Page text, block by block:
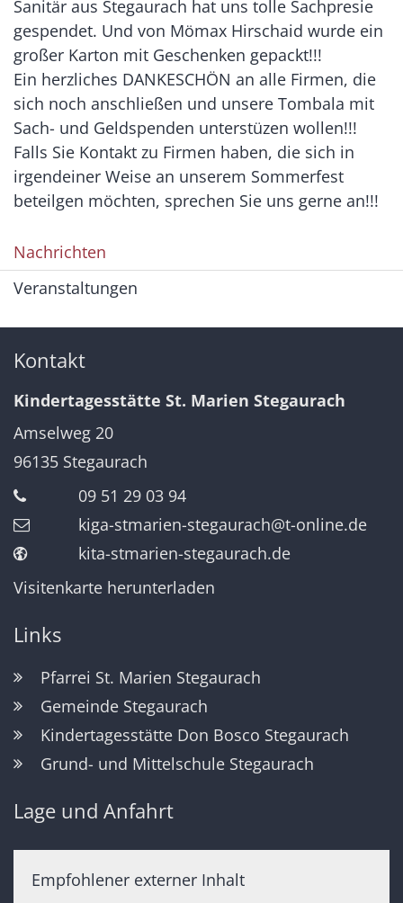
Sanitär aus Stegaurach hat uns tolle Sachpresie
gespendet. Und von Mömax Hirschaid wurde ein
großer Karton mit Geschenken gepackt!!!
Ein herzliches DANKESCHÖN an alle Firmen, die
sich noch anschließen und unsere Tombala mit
Sach- und Geldspenden unterstüzen wollen!!!
Falls Sie Kontakt zu Firmen haben, die sich in
irgendeiner Weise an unserem Sommerfest
beteilgen möchten, sprechen Sie uns gerne an!!!
Nachrichten
Veranstaltungen
Kontakt
Kindertagesstätte St. Marien Stegaurach
Amselweg 20
96135 Stegaurach
09 51 29 03 94
kiga-stmarien-stegaurach@t-online.de
kita-stmarien-stegaurach.de
Visitenkarte herunterladen
Links
Pfarrei St. Marien Stegaurach
Gemeinde Stegaurach
Kindertagesstätte Don Bosco Stegaurach
Grund- und Mittelschule Stegaurach
Lage und Anfahrt
Empfohlener externer Inhalt